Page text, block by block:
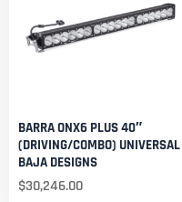
BARRA ONX6 PLUS 40″
(DRIVING/COMBO) UNIVERSAL
BAJA DESIGNS
$30,246.00